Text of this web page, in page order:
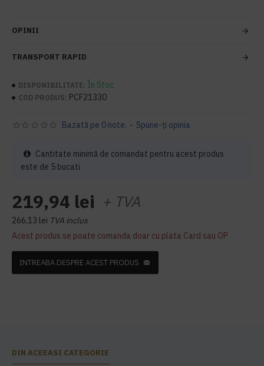
OPINII
TRANSPORT RAPID
DISPONIBILITATE: În Stoc
COD PRODUS: PCF21330
Bazată pe 0 note. - Spune-ţi opinia
219,94 lei + TVA
266,13 lei TVA inclus
Acest produs se poate comanda doar cu plata Card sau OP
Cantitate minimă de comandat pentru acest produs
este de 5 bucati
INTREABA DESPRE ACEST PRODUS
DIN ACEEASI CATEGORIE